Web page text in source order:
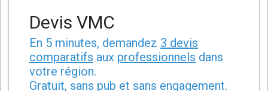
Devis VMC
En 5 minutes, demandez 3 devis
comparatifs aux professionnels dans
votre région.
Gratuit, sans pub et sans engagement.